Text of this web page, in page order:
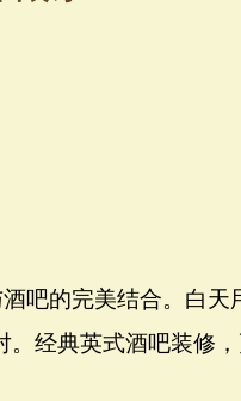
吧的完美结合。白天
经典英式酒吧装修